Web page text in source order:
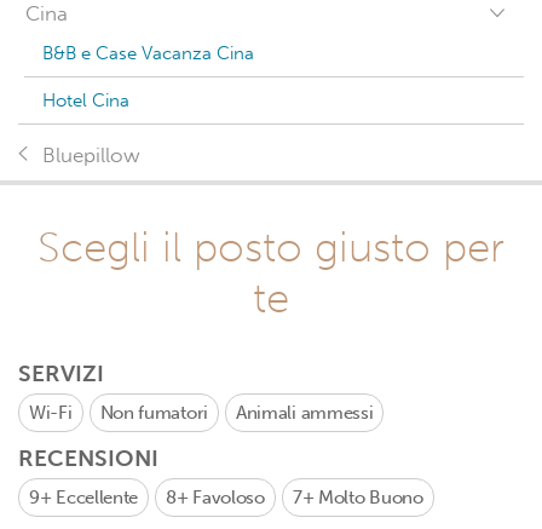
Cina
B&B e Case Vacanza Cina
Hotel Cina
Bluepillow
Scegli il posto giusto per
te
SERVIZI
Wi-Fi Non fumatori Animali ammessi
RECENSIONI
9+ Eccellente 8+ Favoloso 7+ Molto Buono